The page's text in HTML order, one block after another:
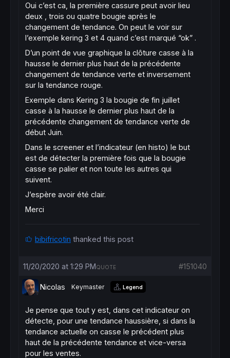
Oui c’est ca, la première cassure peut avoir lieu
deux , trois ou quatre bougie après le
changement de tendance. On peut le voir sur
l’exemple kering 3 et 4 quand c’est marqué “ok” .
D’un point de vue graphique la clôture casse à la
hausse le dernier plus haut de la précédente
changement de tendance verte et inversement
sur la tendance rouge.
Exemple dans Kering 3 la bougie de fin juillet
casse à la hausse le dernier plus haut de la
précédente changement de tendance verte de
début Juin.
Dans le screener et l’indicateur (en histo) le but
est de détecter la première fois que la bougie
casse se palier et non toute les autres qui
suivent.
J’espère avoir été clair.
Merci
bibifricotin thanked this post
11/20/2020 at 1:29 PM #151040
QUOTE
Nicolas Keymaster Legend
Je pense que tout y est, dans cet indicateur on
détecte, pour une tendance haussière, si dans la
tendance actuelle on casse le précédent plus
haut de la précédente tendance et vice-versa
pour les ventes.